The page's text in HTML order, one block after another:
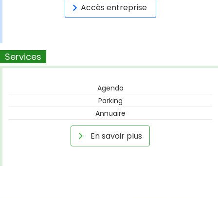
Accès entreprise
Services
Agenda
Parking
Annuaire
En savoir plus